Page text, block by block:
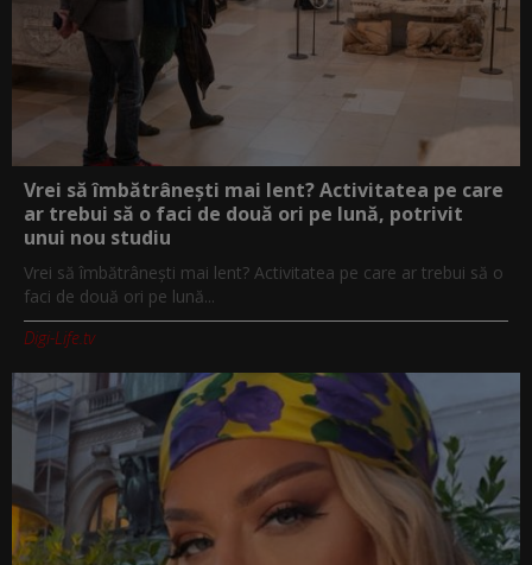
Vrei să îmbătrânești mai lent? Activitatea pe care
ar trebui să o faci de două ori pe lună, potrivit
unui nou studiu
Vrei să îmbătrânești mai lent? Activitatea pe care ar trebui să o
faci de două ori pe lună...
Digi-Life.tv